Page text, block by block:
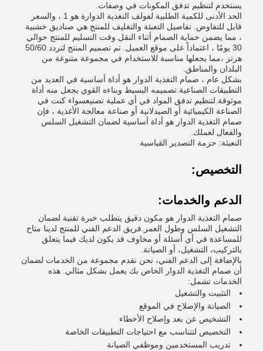
يستخدم لتنظيم تدفق المكونات في وصفات.
الحد الأدنى للكمية الطلبية لفولف التغذية الدوارة هو 1 ، والسعر
قابل للتفاوض. تفاصيل التعبئة والتغليف للمنتج هي صناديق خشبية
، مما يضمن حماية الصمام أثناء النقل.وقت التسليم للمنتج حوالي
30 يومًا ، اعتماداً على موقع العميل. تم تصميم المنتج لتردد 50/60
هرتز ،مما يجعلها مناسبة للاستخدام في مجموعة متنوعة من
البلدان والمناطق.
بشكل عام ، صمام التغذية الدوار هو أداة أساسية في العديد من
التطبيقات الصناعية.تصميمه البسيط وبناءه القوي يجعل منه أداة
موثوقة لتنظيم تدفق المواد في أي عملية تصنيعسواء كنت في
الصناعة الكيميائية أو الصيدلانية أو صناعة معالجة الأغذية ، فإن
صمام التغذية الدوار هو أداة أساسية لضمان التشغيل السلس
والفعال لعملك.
التعبئة: حزمة التصدير القياسية
التخصيص:
الدعم والخدمات:
صمام التغذية الدوار هو مكون دقيق يتطلب خبرة تقنية لضمان
التشغيل السلس وطول العمر.فريق الدعم الفني للمنتج لدينا متاح
للمساعدة في أي أسئلة أو مخاوف قد يكون لديك فيما يتعلق
بالتركيب، التشغيل، أو الصيانة.
بالإضافة إلى الدعم الفني، نحن نقدم مجموعة من الخدمات لضمان
أن صمام التغذية الدوار الخاص بك يعمل بشكل مثالي. هذه
الخدمات تشمل:
التثبيت والتشغيل
الصيانة والإصلاح في الموقع
التشخيص عن بعد وإصلاح الأخطاء
التخصيص لتتناسب مع احتياجات التطبيقات الخاصة
تدريب المستخدمين وموظفي الصيانة